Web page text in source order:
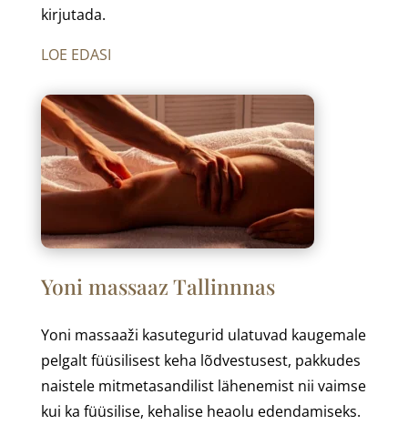
kirjutada.
LOE EDASI
Yoni massaaz Tallinnnas
Yoni massaaži kasutegurid ulatuvad kaugemale
pelgalt füüsilisest keha lõdvestusest, pakkudes
naistele mitmetasandilist lähenemist nii vaimse
kui ka füüsilise, kehalise heaolu edendamiseks.